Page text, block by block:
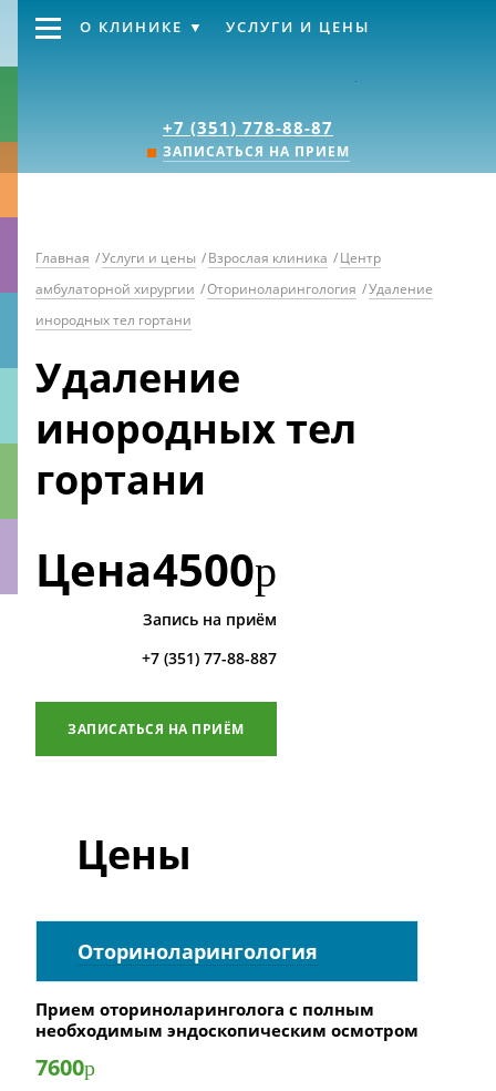
+7 (351) 778-88-87
ЗАПИСАТЬСЯ НА ПРИЕМ
О КЛИНИКЕ УСЛУГИ И ЦЕНЫ
Главная /Услуги и цены /Взрослая клиника /Центр
амбулаторной хирургии /Оториноларингология /Удаление
инородных тел гортани
Удаление
инородных тел
гортани
Цена4500р
Запись на приём
+7 (351) 77-88-887
ЗАПИСАТЬСЯ НА ПРИЁМ
Цены
Оториноларингология
Прием оториноларинголога с полным
необходимым эндоскопическим осмотром
7600р